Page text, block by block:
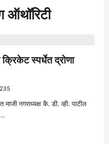
ऑथॉरिटी
निपाणी परिसर राजकीय
स्पर्धेत द्रोणा
235
माजी नगराध्यक्ष कै. डी. व्ही. पाटील